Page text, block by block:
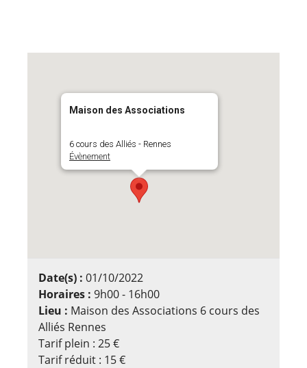
Maison des Associations
6 cours des Alliés - Rennes
Évènement
Date(s) : 01/10/2022
Horaires : 9h00 - 16h00
Lieu : Maison des Associations 6 cours des
Alliés Rennes
Tarif plein : 25 €
Tarif réduit : 15 €